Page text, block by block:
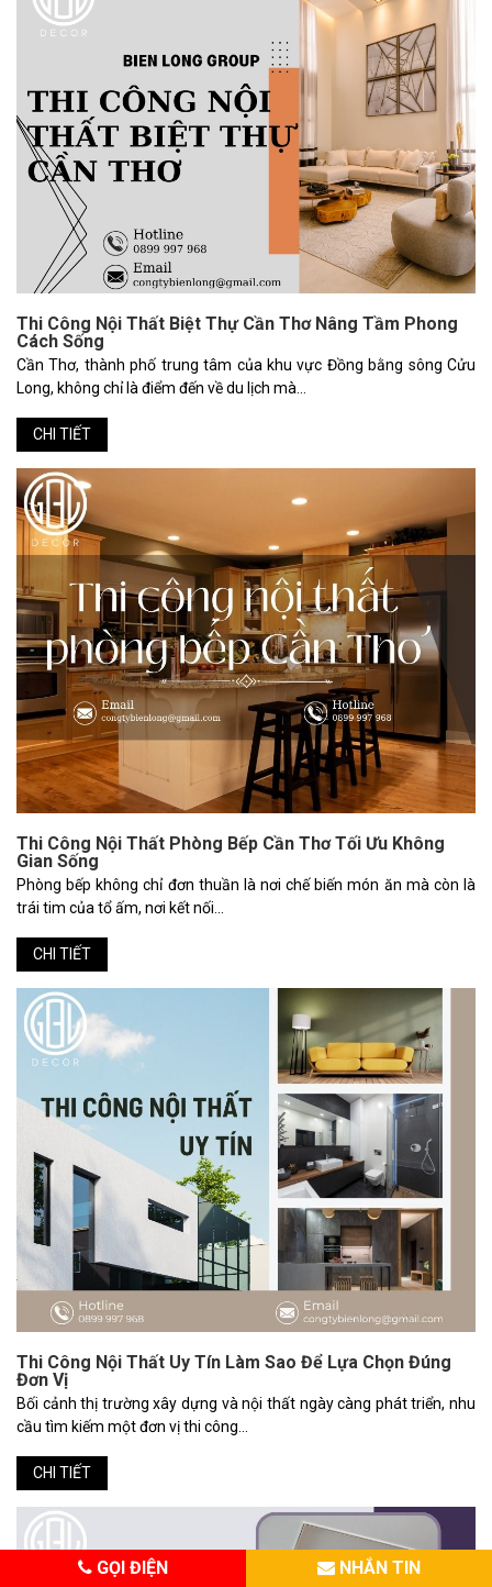
Thi Công Nội Thất Biệt Thự Cần Thơ Nâng Tầm Phong
Cách Sống
Cần Thơ, thành phố trung tâm của khu vực Đồng bằng sông Cửu
Long, không chỉ là điểm đến về du lịch mà...
CHI TIẾT
Thi Công Nội Thất Phòng Bếp Cần Thơ Tối Ưu Không
Gian Sống
Phòng bếp không chỉ đơn thuần là nơi chế biến món ăn mà còn là
trái tim của tổ ấm, nơi kết nối...
CHI TIẾT
Thi Công Nội Thất Uy Tín Làm Sao Để Lựa Chọn Đúng
Đơn Vị
Bối cảnh thị trường xây dựng và nội thất ngày càng phát triển, nhu
cầu tìm kiếm một đơn vị thi công...
CHI TIẾT
GỌI ĐIỆN NHẮN TIN